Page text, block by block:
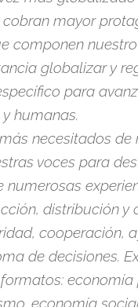
mayor
componen
globalizar y
para
humanas.
necesitados de
voces para
numerosas
distribución y
cooperación,
de decisiones.
economía